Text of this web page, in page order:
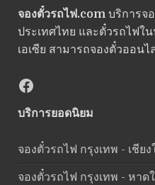
จองตั๋วรถไฟ.comบริการจ
ประเทศไทย และตั๋วรถไฟใ
เอเซีย สามารถจองตั๋วออน
Facebook
บริการยอดนิยม
จองตั๋วรถไฟ กรุงเทพ - เชีย
จองตั๋วรถไฟ กรุงเทพ - หาด